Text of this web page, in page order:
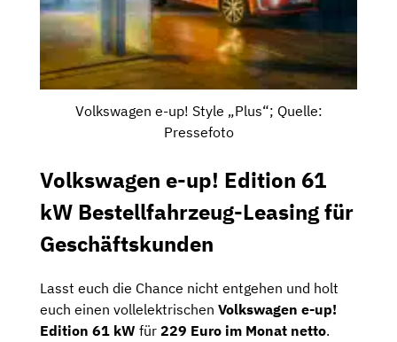
Volkswagen e-up! Style „Plus“; Quelle:
Pressefoto
Volkswagen e-up! Edition 61
kW Bestellfahrzeug-Leasing für
Geschäftskunden
Lasst euch die Chance nicht entgehen und holt
euch einen vollelektrischen Volkswagen e-up!
Edition 61 kW für 229 Euro im Monat netto.